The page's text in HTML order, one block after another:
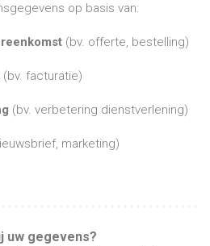
op basis van:
(bv. offerte, bestelling)
(bv. facturatie)
(bv. verbetering dienstverlening)
marketing)
uw gegevens?